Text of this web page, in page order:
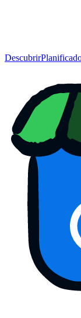
Descubrir